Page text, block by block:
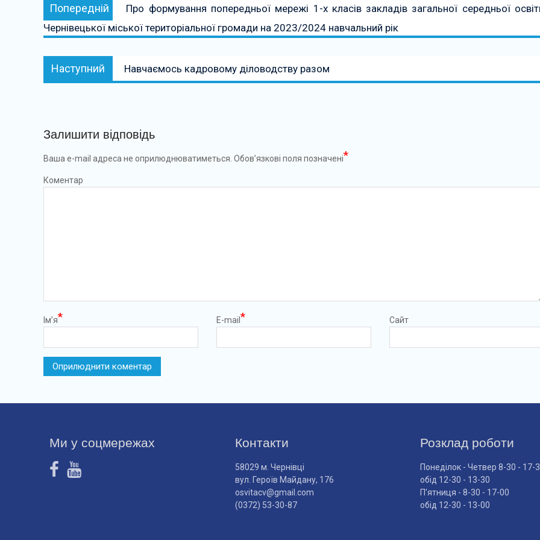
записів
Попередній Попередній:
Про формування попередньої мережі 1-х класів закладів загальної середньої
Чернівецької міської територіальної громади на 2023/2024 навчальний рік
Наступний Наступний:
Навчаємось кадровому діловодству разом
Залишити відповідь
Ваша e-mail адреса не оприлюднюватиметься. Обов’язкові поля позначені*
Коментар
Ім’я* E-mail * Сайт
Ми у соцмережах Контакти
58029 м. Чернівці
вул. Героїв Майдану, 176
osvitacv@gmail.com
(0372) 53-30-87
Розклад роботи
Понеділок - Четвер 8-30 - 17-
обід 12-30 - 13-30
П'ятниця - 8-30 - 17-00
обід 12-30 - 13-00